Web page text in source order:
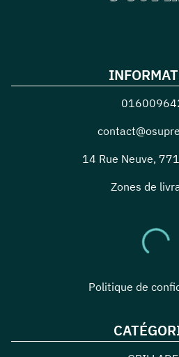
14 Rue Neuve,
Zones de
Politique de